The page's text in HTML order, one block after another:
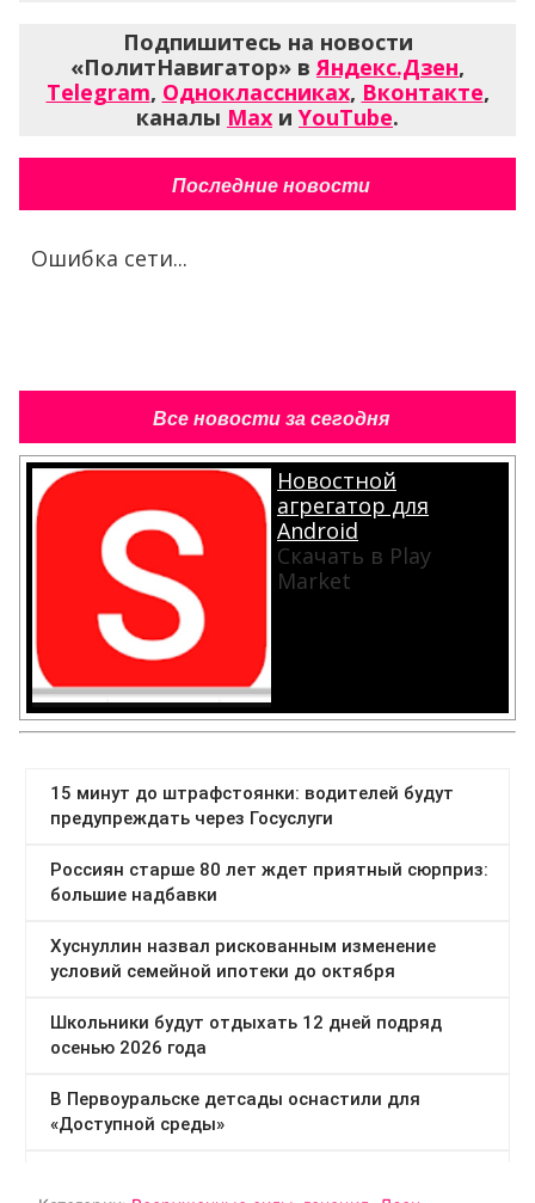
Подпишитесь на новости
«ПолитНавигатор» вЯндекс.Дзен,
Telegram, Одноклассниках, Вконтакте,
каналы Max и YouTube.
Последние новости
Ошибка сети...
Все новости за сегодня
Новостной
агрегатор для
Android
Скачать в Play
Market